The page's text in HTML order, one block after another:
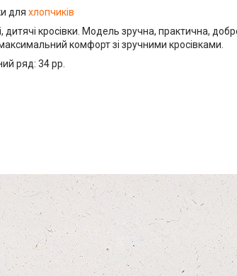
для хлопчиків
дитячі кросівки. Модель зручна, практична,
комфорт зі зручними кросівками.
ряд: 34 рр.